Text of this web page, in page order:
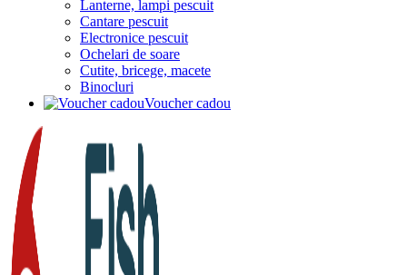
Lanterne, lampi pescuit
Cantare pescuit
Electronice pescuit
Ochelari de soare
Cutite, bricege, macete
Binocluri
Voucher cadou